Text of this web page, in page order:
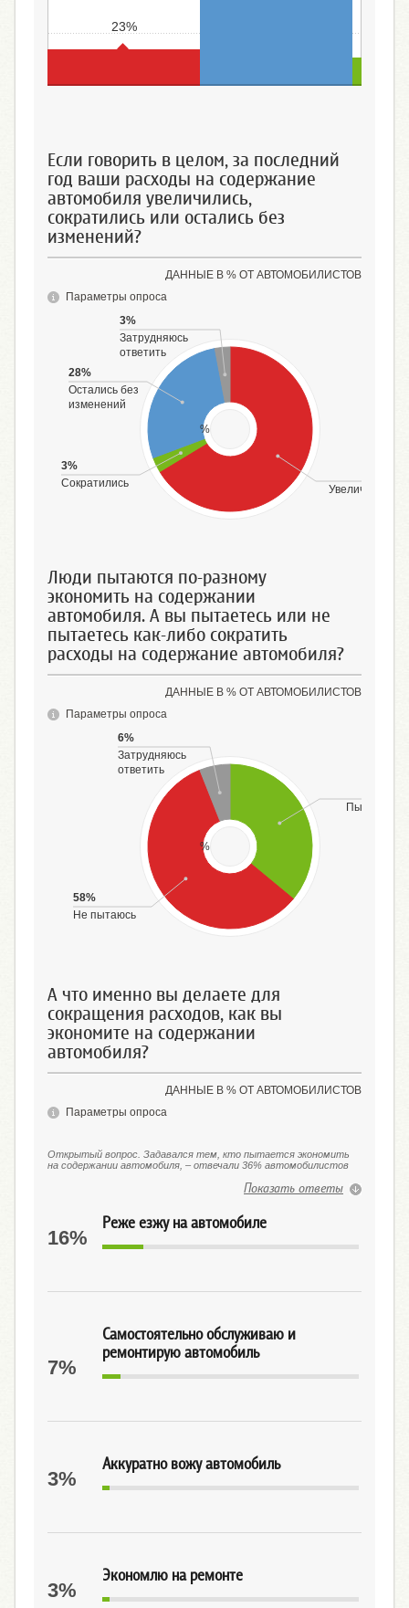
23%
Если говорить в целом, за последний
год ваши расходы на содержание
автомобиля увеличились,
сократились или остались без
изменений?
ДАННЫЕ В % ОТ АВТОМОБИЛИСТОВ
Параметры опроса
%
Увеличились
3%
Сократились
28%
Остались без
изменений
3%
Затрудняюсь
ответить
Люди пытаются по-разному
экономить на содержании
автомобиля. А вы пытаетесь или не
пытаетесь как-либо сократить
расходы на содержание автомобиля?
ДАННЫЕ В % ОТ АВТОМОБИЛИСТОВ
Параметры опроса
%
Пытаюсь
58%
Не пытаюсь
6%
Затрудняюсь
ответить
А что именно вы делаете для
сокращения расходов, как вы
экономите на содержании
автомобиля?
ДАННЫЕ В % ОТ АВТОМОБИЛИСТОВ
Параметры опроса
Открытый вопрос. Задавался тем, кто пытается экономить
на содержании автомобиля, – отвечали 36% автомобилистов
Показать ответы
Реже езжу на автомобиле
16%
Самостоятельно обслуживаю и
ремонтирую автомобиль
7%
Аккуратно вожу автомобиль
3%
Экономлю на ремонте
3%